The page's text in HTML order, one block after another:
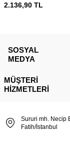
2.136,90 TL
SOSYAL
MEDYA
MÜŞTERI
HIZMETLERI
Sururi mh. Necip
Fatih/İstanbul